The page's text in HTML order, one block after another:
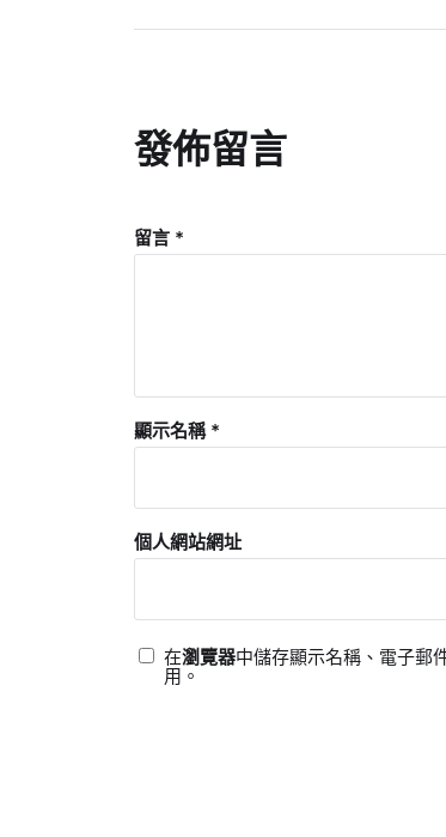
發佈留言
留言 *
顯示名稱 *
個人網站網址
在瀏覽器中儲存顯示名稱、電子郵
用。